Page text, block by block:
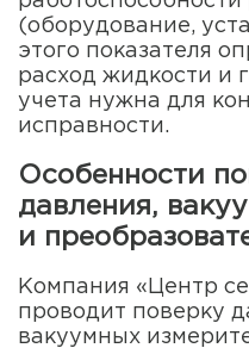
(оборудование,
этого показателя
расход жидкости и
учета нужна для
исправности.
Особенности
давления,
и
Компания «Центр
проводит поверку
вакуумных